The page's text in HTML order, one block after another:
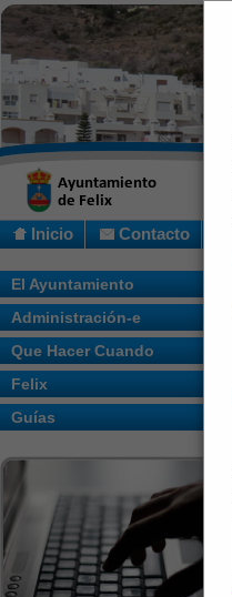
Inicio Contacto
El Ayuntamiento
Administración-e
Que Hacer Cuando
Felix
Guías